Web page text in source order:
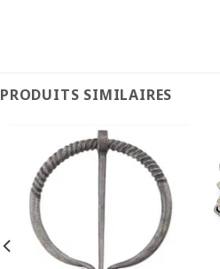
PRODUITS SIMILAIRES